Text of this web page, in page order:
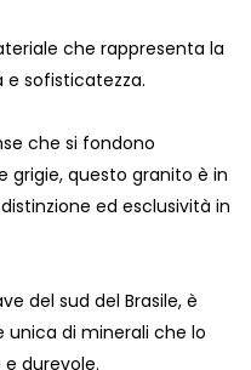
che rappresenta la
e sofisticatezza.
che si fondono
questo granito è in
ed esclusività in
del sud del Brasile, è
di minerali che lo
durevole.